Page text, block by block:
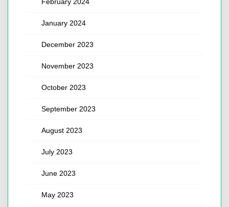
January 2024
December 2023
November 2023
October 2023
September 2023
August 2023
July 2023
June 2023
May 2023